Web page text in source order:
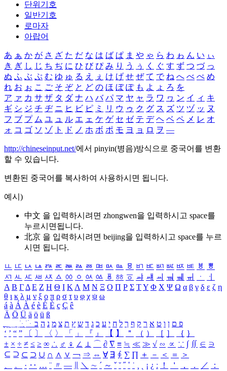
단위기호
일반기호
로마자
아랍어
あ ぁ か が さ ざ た だ な は ば ぱ ま や ゃ ら わ ゎ ん い ぃ
き ぎ し じ ち ぢ に ひ び ぴ み り う ぅ く ぐ す ず つ づ っ
ぬ ふ ぶ ぷ む ゆ ゅ る え ぇ け げ せ ぜ て で ね へ べ ぺ め
れ お ぉ こ ご そ ぞ と ど の ほ ぼ ぽ も よ ょ ろ を
ア ァ カ サ ザ タ ダ ナ ハ バ パ マ ヤ ャ ラ ワ ヮ ン イ ィ キ
ギ シ ジ チ ヂ ニ ヒ ビ ピ ミ リ ウ ゥ ク グ ス ズ ツ ヅ ッ ヌ
フ ブ プ ム ユ ュ ル エ ェ ケ ゲ セ ゼ テ デ ヘ ベ ペ メ レ オ
ォ コ ゴ ソ ゾ ト ド ノ ホ ボ ポ モ ヨ ョ ロ ヲ ―
http://chineseinput.net/에서 pinyin(병음)방식으로 중국어를 변환
할 수 있습니다.
변환된 중국어를 복사하여 사용하시면 됩니다.
예시)
中文 을 입력하시려면 zhongwen을 입력하시고 space를
누르시면됩니다.
北京 을 입력하시려면 beijing을 입력하시고 space를 누르
시면 됩니다.
ㅥ ㅦ ㅧ ㅨ ㅩ ㅪ ㅫ ㅬ ㅭ ㅮ ㅯ ㅰ ㅱ ㅲ ㅳ ㅴ ㅵ ㅶ ㅷ ㅸ
ㅹ
ㅺ ㅻ ㅼ ㅽ ㅾ ㅿ ㆀ ㆁ ㆂ ㆃ ㆄ ㆅ ㆆ ㆇ ㆈ ㆉ ㆊ ㆋ ㆌ ㆍ
ㆎ
Α Β ΓΔ Ε Ζ Η Θ Ι ΚΛ Μ Ν Ξ Ο Π Ρ Σ ΤΥ Φ Χ Ψ Ω α β γ δ ε ζ η
θ ι κ λ μ ν ξ ο π ρ σ τ υ φ χ ψ ω
á à Á À é è É È ç Ç ê
Ä Ö Ü ä ö ü ß
ִֶֹ ֻּ ׁׂ פ ם ן ו ט א ר ק ף ך ל ח י ע כ ג ד ש ץ ת צ מ נ ה ב
‘ ’ “ ” 〔 〕 〈 〉 「 」 『 』 【 】 ＂ （ ） ［ ］ ｛ ｝
± × ÷ ≠ ≤ ≥ ∞ ∴ ♂ ♀ ∠ ⊥ ⌒ ∂ ∇ ≡ ≒ ≪ ≫ √ ∽ ∝ ∵ ∫ ∬ ∈ ∋
⊆ ⊇ ⊂ ⊃ ∪ ∩ ∧ ∨ ￢ ⇒ ⇔ ∀ ∃ ∮ ∑ ∏ ＋ － ＜ ＝
＞
、
。 · ‥ … ¨ 〃 ― ＼ ∼ ´ ～ ˇ ˘ ˝ ˚ ˙ ¸ ¡ ¿ ː ！ ＇ ， ． ／
：